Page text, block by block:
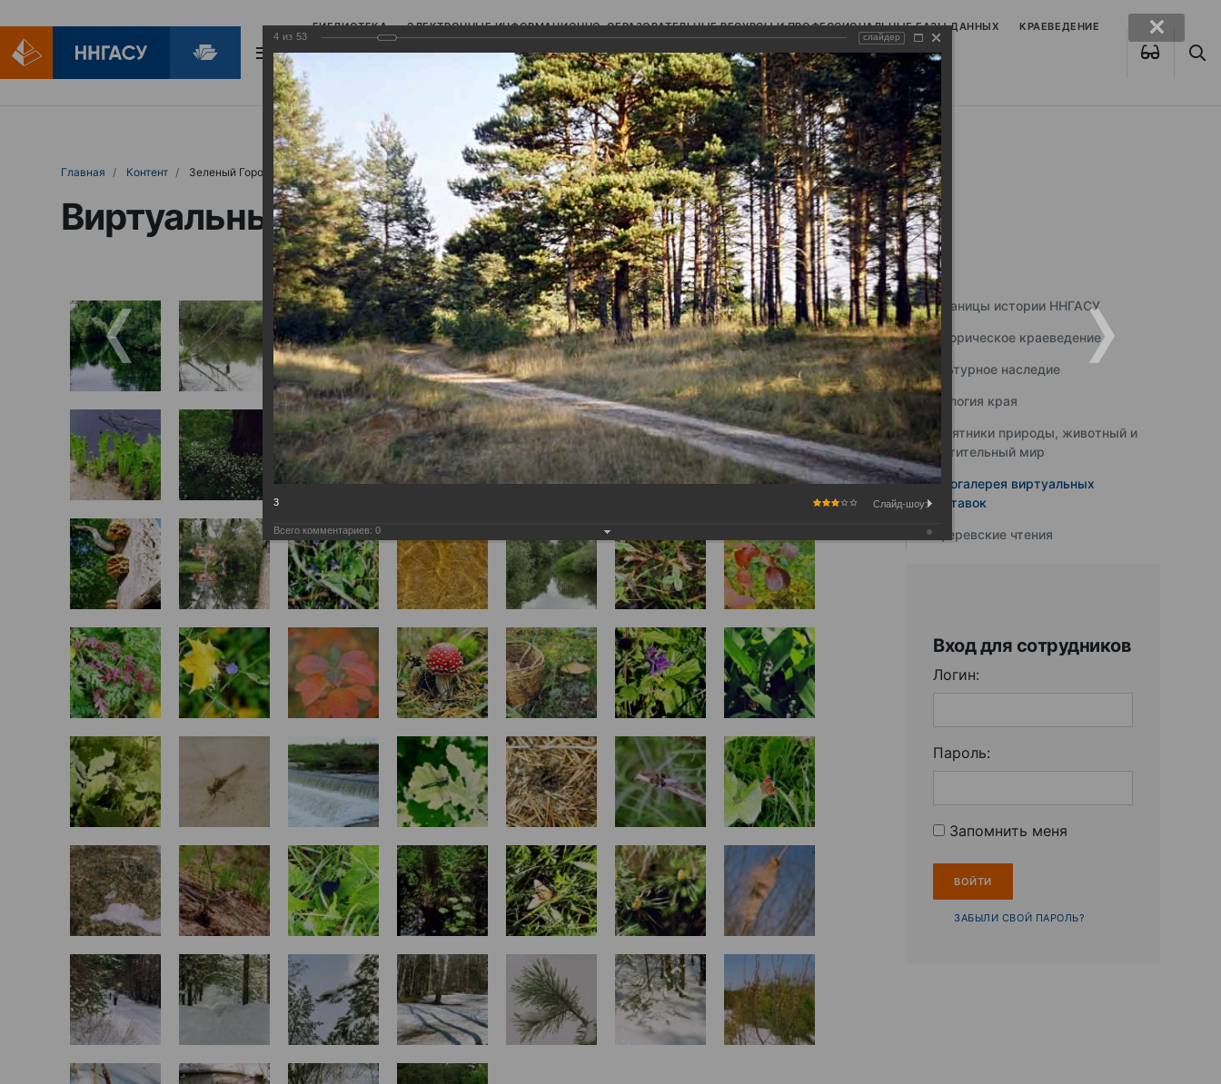
БИБЛИОТЕКА ЭЛЕКТРОННЫЕ ИНФОРМАЦИОННО-ОБРАЗОВАТЕЛЬНЫЕ РЕСУРСЫ И ПРОФЕССИОНАЛЬНЫЕ БАЗЫ ДАННЫХ КРАЕВЕДЕНИЕ
Главная Контент Зеленый Город
Виртуальные выставки (фотоальбомы)
Страницы истории ННГАСУ
Историческое краеведение
Культурное наследие
Экология края
Памятники природы, животный и
растительный мир
Фотогалерея виртуальных
выставок
Юферевские чтения
Вход для сотрудников
Логин:
Пароль:
Запомнить меня
ЗАБЫЛИ СВОЙ ПАРОЛЬ?
4 из 53 слайдер
3 Слайд-шоу:
Всего комментариев: 0